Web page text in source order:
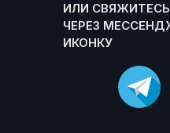
ИЛИ
ЧЕРЕЗ
ИКОНКУ